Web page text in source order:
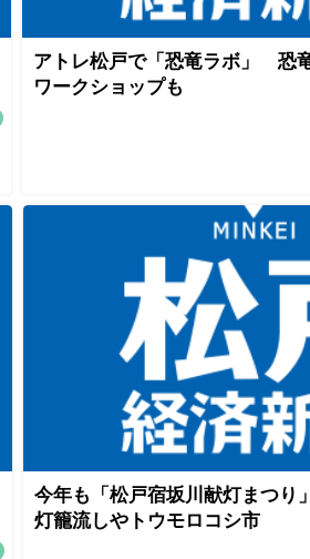
アトレ松戸で「恐竜ラボ」 恐
ワークショップも
今年も「松戸宿坂川献灯まつ
灯籠流しやトウモロコシ市